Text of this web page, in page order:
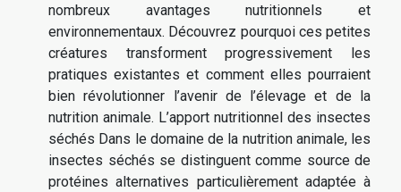
nombreux avantages nutritionnels et
environnementaux. Découvrez pourquoi ces petites
créatures transforment progressivement les
pratiques existantes et comment elles pourraient
bien révolutionner l’avenir de l’élevage et de la
nutrition animale. L’apport nutritionnel des insectes
séchés Dans le domaine de la nutrition animale, les
insectes séchés se distinguent comme source de
protéines alternatives particulièrement adaptée à